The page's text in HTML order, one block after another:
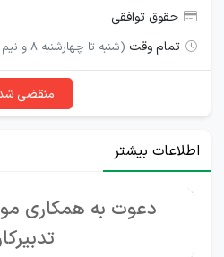
حقوق توافقی
تمام وقت (شنبه تا چهارشنبه 8 و نیم تا 5 و نیم عصر)
منقضی
اطلاعات بیشتر
دعوت به همکاری